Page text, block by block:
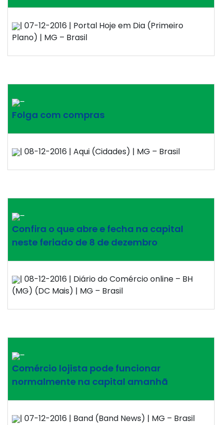
| 07-12-2016 | Portal Hoje em Dia (Primeiro
Plano) | MG – Brasil
–
Folga com compras
| 08-12-2016 | Aqui (Cidades) | MG – Brasil
–
Confira o que abre e fecha na capital
neste feriado de 8 de dezembro
| 08-12-2016 | Diário do Comércio online – BH
(MG) (DC Mais) | MG – Brasil
–
Comércio lojista pode funcionar
normalmente na capital amanhã
| 07-12-2016 | Band (Band News) | MG – Brasil